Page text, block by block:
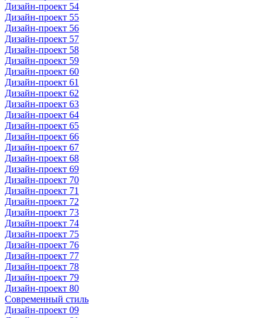
Дизайн-проект 54
Дизайн-проект 55
Дизайн-проект 56
Дизайн-проект 57
Дизайн-проект 58
Дизайн-проект 59
Дизайн-проект 60
Дизайн-проект 61
Дизайн-проект 62
Дизайн-проект 63
Дизайн-проект 64
Дизайн-проект 65
Дизайн-проект 66
Дизайн-проект 67
Дизайн-проект 68
Дизайн-проект 69
Дизайн-проект 70
Дизайн-проект 71
Дизайн-проект 72
Дизайн-проект 73
Дизайн-проект 74
Дизайн-проект 75
Дизайн-проект 76
Дизайн-проект 77
Дизайн-проект 78
Дизайн-проект 79
Дизайн-проект 80
Современный стиль
Дизайн-проект 09